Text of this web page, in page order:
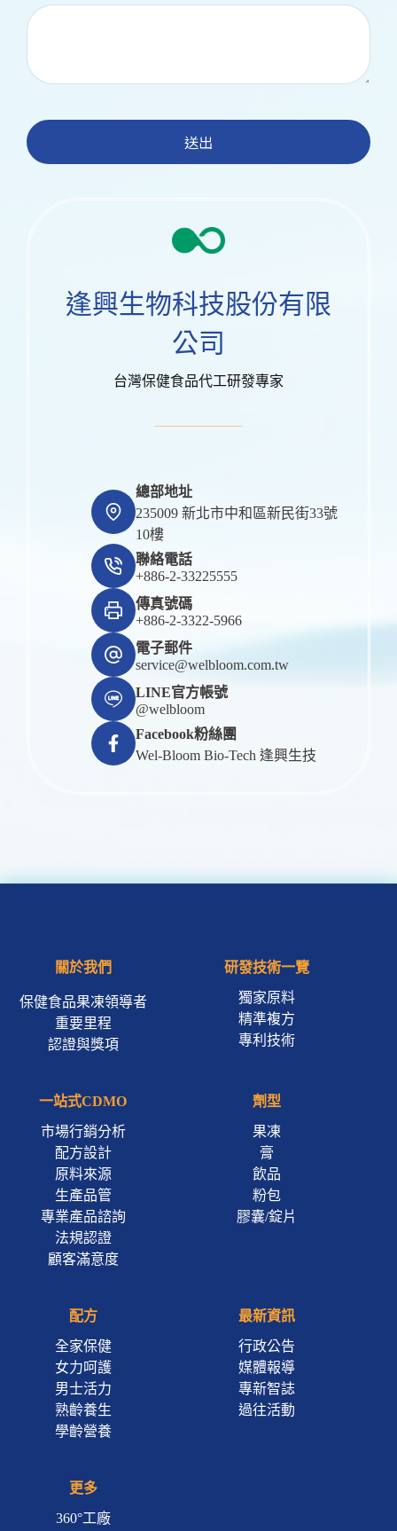
逢興生物科技股份有限
公司
台灣保健食品代工研發專家
總部地址
235009 新北市中和區新民街33號
10樓
聯絡電話
+886-2-33225555
傳真號碼
+886-2-3322-5966
電子郵件
service@welbloom.com.tw
LINE官方帳號
@welbloom
Facebook粉絲團
Wel-Bloom Bio-Tech 逢興生技
送出
關於我們
保健食品果凍領導者
重要里程
認證與獎項
研發技術一覽
獨家原料
精準複方
專利技術
一站式CDMO
市場行銷分析
配方設計
原料來源
生產品管
專業產品諮詢
法規認證
顧客滿意度
劑型
果凍
膏
飲品
粉包
膠囊/錠片
配方
全家保健
女力呵護
男士活力
熟齡養生
學齡營養
最新資訊
行政公告
媒體報導
專新智誌
過往活動
更多
360°工廠